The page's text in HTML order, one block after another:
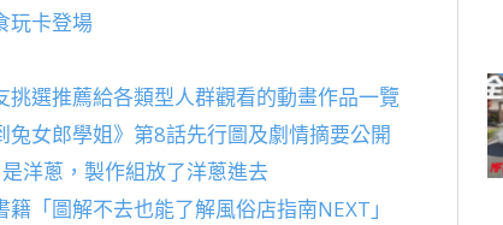
玩卡登場
選推薦給各類型人群觀看的動畫作品一覽
女郎學姐》第8話先行圖及劇情摘要公開
洋蔥，製作組放了洋蔥進去
「圖解不去也能了解風俗店指南NEXT」